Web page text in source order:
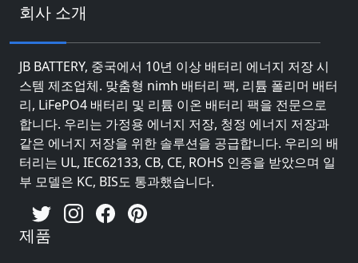
회사 소개
JB BATTERY, 중국에서 10년 이상 배터리 에너지 저장 시
스템 제조업체. 맞춤형 nimh 배터리 팩, 리튬 폴리머 배터
리, LiFePO4 배터리 및 리튬 이온 배터리 팩을 전문으로
합니다. 우리는 가정용 에너지 저장, 청정 에너지 저장과
같은 에너지 저장을 위한 솔루션을 공급합니다. 우리의 배
터리는 UL, IEC62133, CB, CE, ROHS 인증을 받았으며 일
부 모델은 KC, BIS도 통과했습니다.
제품